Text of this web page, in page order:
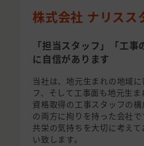
株式会社 ナリスス
「担当スタッフ」「工
に自信があります
当社は、地元生まれの地域
フ、そして工事面も地元生
資格取得の工事スタッフの構
の両方に拘りを持った会社
共栄の気持ちを大切に考え
い致します。